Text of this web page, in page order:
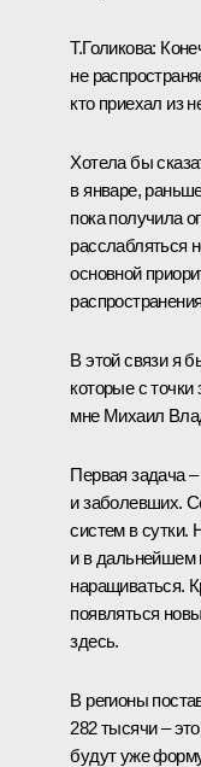
Т.Голикова:
не
кто приехал из
Хотела бы
в январе,
пока получила
расслабляться
основной
В этой связи я
которые с
мне Михаил
Первая задача
и заболевших.
систем в сутки.
и в дальнейшем
наращиваться.
появляться
здесь.
В регионы
282 тысячи –
будут уже